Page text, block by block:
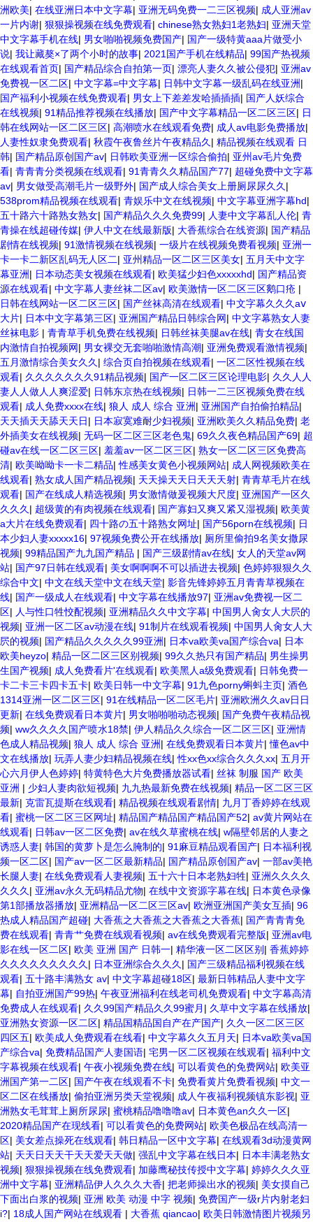
洲欧美| 在线亚洲日本中文字幕| 亚洲无码免费一二三区视频| 成人亚洲av
一片内谢| 狠狠操视频在线免费观看| chinese熟女熟妇1老熟妇| 亚洲天堂
中文字幕手机在线| 男女啪啪视频免费国产| 国产一级特黄aaa片做受小
说| 我让藏獒×了两个小时的故事| 2021国产手机在线精品| 99国产热视频
在线观看首页| 国产精品综合自拍第一页| 漂亮人妻久久被公侵犯| 亚洲av
免费视一区二区| 中文字幕=中文字幕| 日韩中文字幕一级乱码在线亚洲|
国产福利小视频在线免费观看| 男女上下差差发哈插插插| 国产人妖综合
在线视频| 91精品推荐视频在线播放| 国产中文字幕精品一区二区三区| 日
韩在线网站一区二区三区| 高潮喷水在线观看免费| 成人av电影免费播放|
人妻性奴隶免费观看| 秋霞午夜鲁丝片午夜精品久 | 精品视频在线观看 日
韩| 国产精品原创国产av| 日韩欧美亚洲一区综合偷拍| 亚州av毛片免费
看| 青青青分类视频在线观看| 91青青久久精品国产77| 超碰免费中文字幕
av| 男女做受高潮毛片一级野外| 国产成人综合美女上册厕尿尿久久 |
538prom精品视频在线观看| 青娱乐中文在线视频| 中文字幕亚洲字幕hd|
五十路六十路熟女熟女| 国产精品久久久免费99| 人妻中文字幕乱人伦| 青
青操在线超碰传媒| 伊人中文在线最新版| 大香蕉综合在线资源| 国产精品
剧情在线视频| 91激情视频在线视频| 一级片在线视频免费看视频| 亚洲一
卡一卡二新区乱码无人区二| 亚州精品一区二区三区美女| 五月天中文字
幕亚洲| 日本动态美女视频在线观看| 欧美猛少妇色xxxxxhd| 国产精品资
源在线观看| 中文字幕人妻丝袜二区av| 欧美激情一区二区三区鹅口疮 |
日韩在线网站一区二区三区| 国产丝袜高清在线观看| 中文字幕久久久aⅴ
大片| 日本中文字幕第三区| 亚洲国产精品日韩综合网| 中文字幕熟女人妻
丝袜电影 | 青青草手机免费在线视频| 日韩丝袜美腿av在线| 青女在线国
内激情自拍视频网| 男女裸交无套啪啪激情高潮| 亚洲免费观看激情视频|
五月激情综合美女久久 | 综合页自拍视频在线观看| 一区二区性视频在线
观看| 久久久久久久久91精品视频| 国产一区二区三区论理电影| 久久人人
妻人人做人人爽涩爱| 日韩东京热在线视频| 日韩一二三区视频免费在线
观看| 成人免费xxxx在线| 狼人 成人 综合 亚洲| 亚洲国产自拍偷拍精品|
天天插天天舔天天日| 日本寂寞难耐少妇视频| 亚洲欧美久久精品免费| 老
外插美女在线视频| 无码一区二区三区老色鬼| 69久久夜色精品国产69| 超
碰av在线一区二区三区| 羞羞av一区二区三区| 熟女一区二区三区免费高
清| 欧美呦呦卡一卡二精品|性感美女黄色小视频网站| 成人网视频欧美在
线观看| 熟女成人国产精品视频| 天天操天天日天天天射| 青青草毛片在线
观看| 国产在线成人精选视频| 男女激情做爰视频大尺度| 亚洲国产一区久
久久久 | 超级黄的有肉视频在线观看| 国产寡妇又爽又紧又湿视频| 欧美黄
a大片在线免费观看| 四十路の五十路熟女网址| 国产56porn在线视频| 日
本少妇人妻xxxxx16| 97视频免费公开在线播放| 厕所里偷拍9名美女撒尿
视频| 99精品国产九九国产精品 | 国产三级剧情av在线| 女人的天堂av网
站| 国产97日韩在线观看| 美女啊啊啊不可以插进去视频| 色婷婷狠狠久久
综合中文| 中文在线天堂中文在线天堂| 影音先锋婷婷五月青青草视频在
线| 国产一级成人在线观看| 中文字幕在线播放97| 亚洲av免费视一区二
区| 人与性口牲恔配视频| 亚洲精品久久中文字幕| 中国男人肏女人大屄的
视频| 亚洲一区二区av动漫在线| 91制片在线观看视频| 中国男人肏女人大
屄的视频| 国产精品久久久久久99亚洲| 日本va欧美va国产综合va| 日本
欧美heyzo| 精品一区二区三区别视频| 99久久热只有国产精品| 男生操男
生国产视频| 成人免费看片'在线观看| 欧美黑人a级免费观看| 日韩免费一
卡二卡三卡四卡五卡| 欧美日韩一中文字幕| 91九色porny蝌蚪主页| 酒色
1314亚洲一区二区三区| 91在线精品一区二区毛片| 亚洲欧洲久久av日日
更新| 在线免费观看日本黄片| 男女啪啪啪动态视频| 国产免费午夜精品视
频| ww久久久久国产喷水18禁| 伊人精品久久综合一区二区三区| 亚洲情
色成人精品视频| 狼人 成人 综合 亚洲| 在线免费观看日本黄片|懂色av中
文在线播放| 玩弄人妻少妇精品视频在线|性xx色xx综合久久久xx| 五月开
心六月伊人色婷婷| 特黄特色大片免费播放器试看| 丝袜 制服 国产 欧美
亚洲 | 少妇人妻肉欲短视频| 九九热最新免费在线视频| 精品一区二区三区
最新| 克雷瓦提斯在线观看| 精品视频在线观看剧情| 九月丁香婷婷在线观
看| 蜜桃一区二区三区网址| 精品国产精品国产精品国产52| av黄片网站在
线观看| 日韩av一区二区免费| av在线久草蜜桃在线| w隔壁邻居的人妻之
诱惑人妻| 韩国的黄萝卜是怎么腌制的| 91麻豆精品观看国产| 日本福利视
频一区二区| 国产av一区二区最新精品| 国产精品原创国产av| 一部av美艳
长腿人妻| 在线免费观看人妻视频| 五十六十日本老熟妇牲| 亚洲久久久久
久久久 | 亚洲av永久无码精品尤物| 在线中文资源字幕在线| 日本黄色录像
第1部播放器播放| 亚洲精品一区二区三区av| 欧洲亚洲国产美女互插| 96
热成人精品国产超碰| 大香蕉之大香蕉之大香蕉之大香蕉| 国产青青青免
费在线观看| 青青艹免费在线观看视频| av在线免费观看完整版| 亚洲av电
影在线一区二区| 欧美 亚洲 国产 日韩一| 精华液一区二区区别 | 香蕉婷婷
久久久久久久久久久 | 日本亚洲综合久久久 | 国产三级精品福利视频在线
观看| 五十路丰满熟女 av| 中文字幕超碰18区| 最新日韩精品人妻中文字
幕| 自拍亚洲国产99热| 午夜亚洲福利在线老司机免费观看| 中文字幕高清
免费成人在线观看| 久久99国产精品久久99蜜月 | 久草中文字幕在线播放|
亚洲熟女资源一区二区| 精品国精品国自产在产国产| 久久一区二区三区
四区五| 欧美成人免费观看在线看| 中文字幕久久五月天| 日本va欧美va国
产综合va| 免费精品国产人妻国语| 宅男一区二区视频在线观看| 福利中文
字幕视频在线观看| 午夜小视频免费在线| 可以看黄色的免费网站| 欧美亚
洲国产第一二区| 国产午夜在线观看不卡| 免费看黄片免费看视频| 中文一
区二区在线播放| 偷拍亚洲另类天堂视频| 成人午夜福利视频镇东影视| 亚
洲熟女毛茸茸上厕所尿尿| 蜜桃精品噜噜噜av| 日本黄色an久久一区|
2020精品国产在现线看| 可以看黄色的免费网站| 欧美色极品在线高清一
区| 美女差点操死在线观看| 韩日精品一区中文字幕| 在线观看3d动漫黄网
站| 天天日天天干天天爱天天做| 强乱中文字幕在线日本| 日本丰满老熟女
视频| 狠狠操视频在线免费观看| 加藤鹰秘技传授中文字幕| 婷婷久久久亚
洲中文字幕| 亚洲精品伊人久久久大香| 把老师操出水的视频| 美女摸自己
下面出白浆的视频| 亚洲 欧美 动漫 中字 视频| 免费国产一级r片内射老妇
i?| 18成人国产网站在线观看 | 大香蕉 qiancao| 欧美日韩激情图片视频另